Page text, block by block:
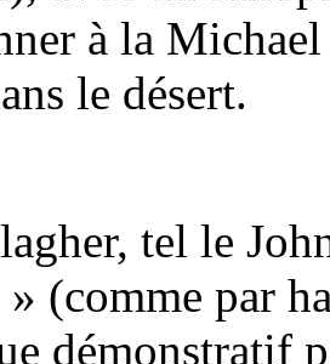
à la
le désert.
tel le
(comme par
démonstratif